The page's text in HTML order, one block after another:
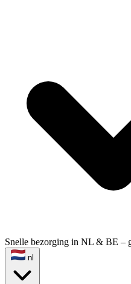
Snelle bezorging in NL & BE –
nl